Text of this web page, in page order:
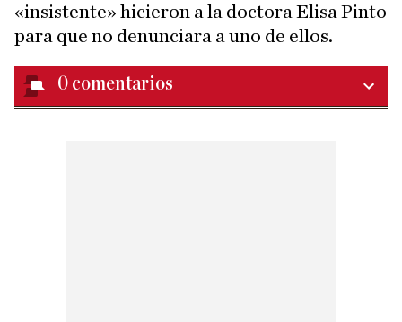
«insistente» hicieron a la doctora Elisa Pinto
para que no denunciara a uno de ellos.
0 comentarios